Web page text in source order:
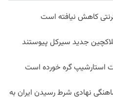
کاهش نیافته است
جدید سیرکل پیوستند
استارشیپ گره خورده است
نهادی شرط رسیدن ایران به